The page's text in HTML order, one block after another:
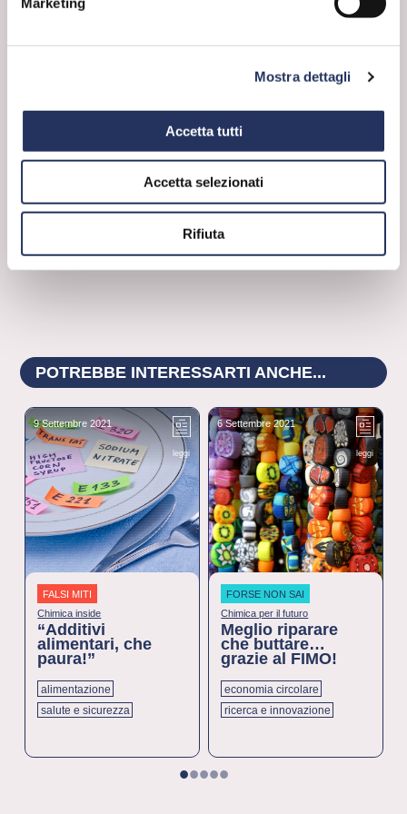
Mostra dettagli
Accetta tutti
Accetta selezionati
Rifiuta
donandoci un’infinità di oggetti che hanno reso
quotidianità.
grazie alla scoperta del polipropilene
chimica fu assegnato Natta, ad oggi ancora
unico italiano che abbia conquistato il
La plastica è tuttora un materiale difficilmente
sostituibile per moltissime funzioni:è una
rinunciare, ma assicurarci invece che sia
smaltita nel migliore dei modi e avviata
POTREBBE INTERESSARTI ANCHE...
9 Settembre 2021
leggi
FALSI MITI
Chimica inside
“Additivi
alimentari, che
paura!”
alimentazione
salute e sicurezza
6 Settembre 2021
leggi
FORSE NON SAI
Chimica per il futuro
Meglio riparare
che buttare…
grazie al FIMO!
economia circolare
ricerca e innovazione
12345